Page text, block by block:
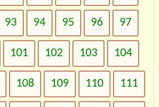
93 94 95 96 97
101 102 103 104
108 109 110 111